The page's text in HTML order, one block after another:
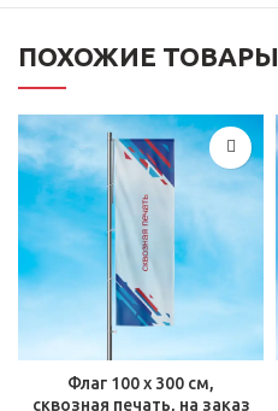
ПОХОЖИЕ ТОВАРЫ
Флаг 100 x 300 см,
сквозная печать, на заказ